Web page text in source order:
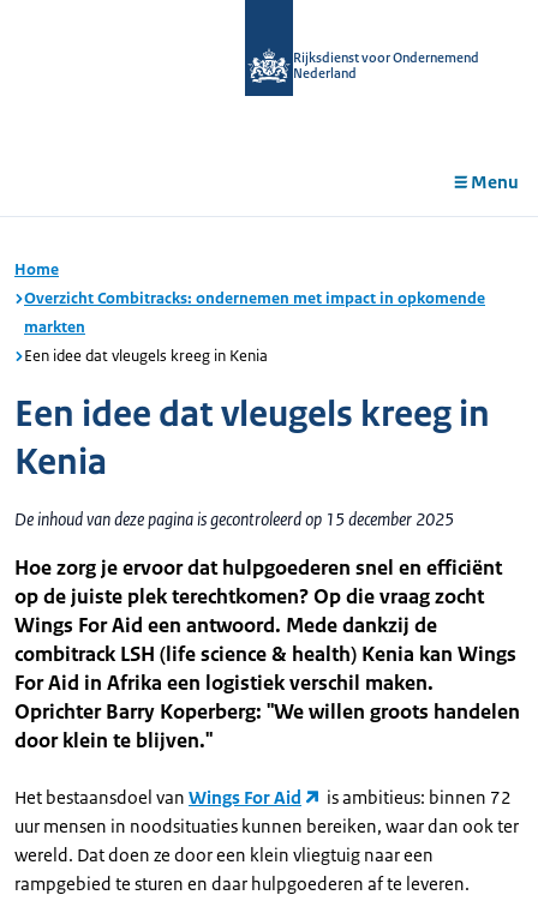
Rijksdienst voor Ondernemend
Nederland
Menu
Home
Overzicht Combitracks: ondernemen met impact in opkomende
markten
Een idee dat vleugels kreeg in Kenia
Een idee dat vleugels kreeg in
Kenia
De inhoud van deze pagina is gecontroleerd op 15 december 2025
Hoe zorg je ervoor dat hulpgoederen snel en efficiënt
op de juiste plek terechtkomen? Op die vraag zocht
Wings For Aid een antwoord. Mede dankzij de
combitrack LSH (life science & health) Kenia kan Wings
For Aid in Afrika een logistiek verschil maken.
Oprichter Barry Koperberg: "We willen groots handelen
door klein te blijven."
Het bestaansdoel van Wings For Aid
is ambitieus: binnen 72
uur mensen in noodsituaties kunnen bereiken, waar dan ook ter
wereld. Dat doen ze door een klein vliegtuig naar een
rampgebied te sturen en daar hulpgoederen af te leveren.